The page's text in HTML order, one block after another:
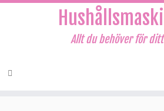
Allt du behöver för